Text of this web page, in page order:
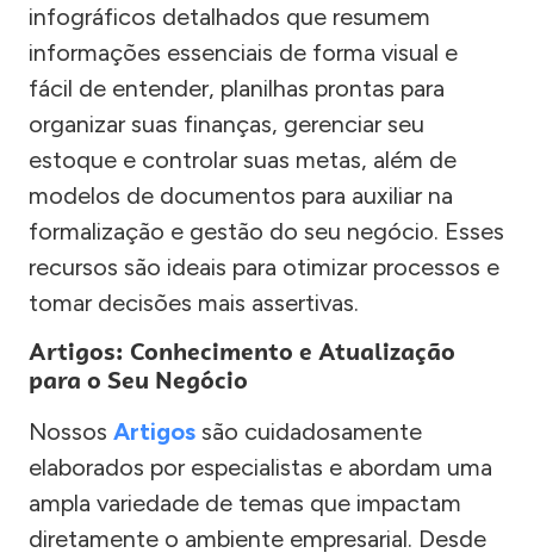
infográficos detalhados que resumem
informações essenciais de forma visual e
fácil de entender, planilhas prontas para
organizar suas finanças, gerenciar seu
estoque e controlar suas metas, além de
modelos de documentos para auxiliar na
formalização e gestão do seu negócio. Esses
recursos são ideais para otimizar processos e
tomar decisões mais assertivas.
Artigos: Conhecimento e Atualização
para o Seu Negócio
Nossos Artigos são cuidadosamente
elaborados por especialistas e abordam uma
ampla variedade de temas que impactam
diretamente o ambiente empresarial. Desde